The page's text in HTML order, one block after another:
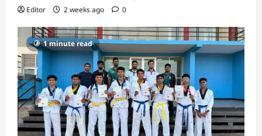
Editor 2 weeks ago 0
1 minute read